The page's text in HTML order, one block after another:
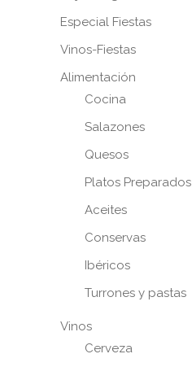
Especial Fiestas
Vinos-Fiestas
Alimentación
Cocina
Salazones
Quesos
Platos Preparados
Aceites
Conservas
Ibéricos
Turrones y pastas
Vinos
Cerveza